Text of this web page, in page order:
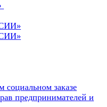
социальном заказе
предпринимателей и